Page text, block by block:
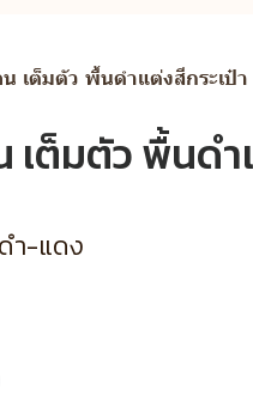
เต็มตัว พื้นดำแต่งสีกระเป๋า
เต็มตัว พื้นด
ดำ-แดง